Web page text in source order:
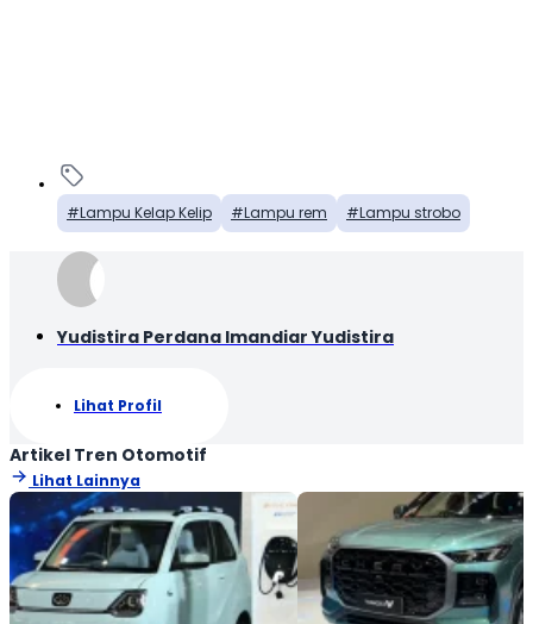
Lampu Kelap Kelip Lampu rem Lampu strobo
Yudistira Perdana Imandiar Yudistira
Lihat Profil
Artikel Tren Otomotif
Lihat Lainnya